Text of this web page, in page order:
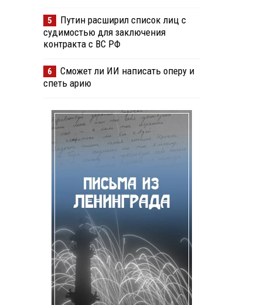
5
Путин расширил список лиц с
судимостью для заключения
контракта с ВС РФ
6
Сможет ли ИИ написать оперу и
спеть арию